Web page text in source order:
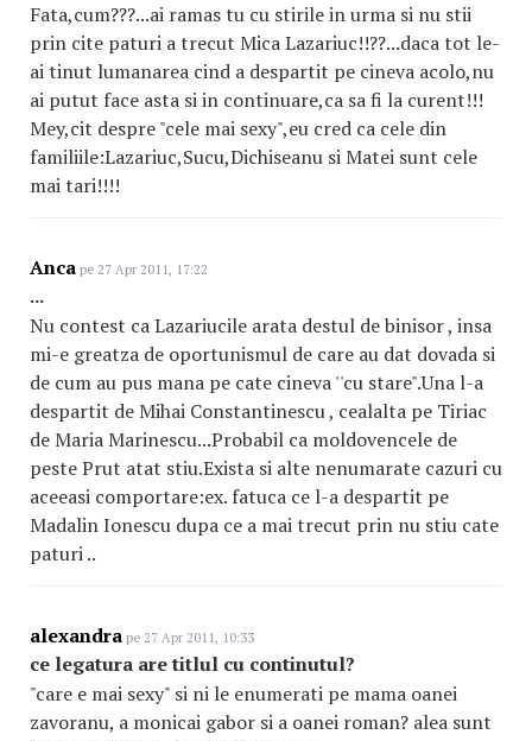
Fata,cum???...ai ramas tu cu stirile in urma si nu stii
prin cite paturi a trecut Mica Lazariuc!!??...daca tot le-
ai tinut lumanarea cind a despartit pe cineva acolo,nu
ai putut face asta si in continuare,ca sa fi la curent!!!
Mey,cit despre "cele mai sexy",eu cred ca cele din
familiile:Lazariuc,Sucu,Dichiseanu si Matei sunt cele
mai tari!!!!
Anca pe 27 Apr 2011, 17:22
...
Nu contest ca Lazariucile arata destul de binisor , insa
mi-e greatza de oportunismul de care au dat dovada si
de cum au pus mana pe cate cineva ''cu stare".Una l-a
despartit de Mihai Constantinescu , cealalta pe Tiriac
de Maria Marinescu...Probabil ca moldovencele de
peste Prut atat stiu.Exista si alte nenumarate cazuri cu
aceeasi comportare:ex. fatuca ce l-a despartit pe
Madalin Ionescu dupa ce a mai trecut prin nu stiu cate
paturi ..
alexandra pe 27 Apr 2011, 10:33
ce legatura are titlul cu continutul?
"care e mai sexy" si ni le enumerati pe mama oanei
zavoranu, a monicai gabor si a oanei roman? alea sunt